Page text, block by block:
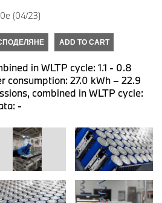
(04/23)
ADD TO CART
in WLTP cycle: 1.1 - 0.8
consumption: 27.0 kWh – 22.9
combined in WLTP cycle:
-